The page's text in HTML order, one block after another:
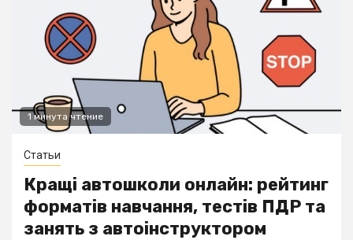
1 минута чтение
Статьи
Кращі автошколи онлайн: рейтинг
форматів навчання, тестів ПДР та
занять з автоінструктором